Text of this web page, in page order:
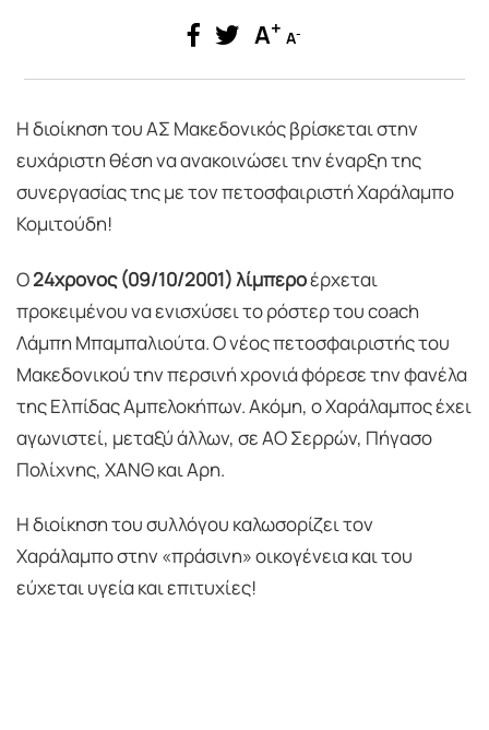
A+ A-
Η διοίκηση του ΑΣ Μακεδονικός βρίσκεται στην
ευχάριστη θέση να ανακοινώσει την έναρξη της
συνεργασίας της με τον πετοσφαιριστή Χαράλαμπο
Κομιτούδη!
Ο24χρονος (09/10/2001) λίμπεροέρχεται
προκειμένου να ενισχύσει το ρόστερ του coach
Λάμπη Μπαμπαλιούτα. Ο νέος πετοσφαιριστής του
Μακεδονικού την περσινή χρονιά φόρεσε την φανέλα
της Ελπίδας Αμπελοκήπων. Ακόμη, ο Χαράλαμπος έχει
αγωνιστεί, μεταξύ άλλων, σε ΑΟ Σερρών, Πήγασο
Πολίχνης, ΧΑΝΘ και Αρη.
Η διοίκηση του συλλόγου καλωσορίζει τον
Χαράλαμπο στην «πράσινη» οικογένεια και του
εύχεται υγεία και επιτυχίες!